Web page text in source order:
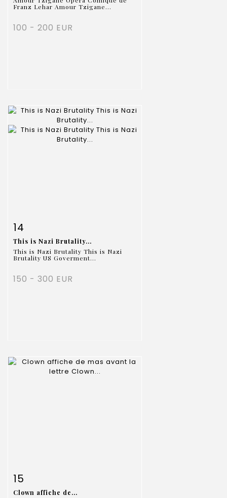
Franz Lehar Amour Tzigane...
100 - 200 EUR
14
This is Nazi Brutality...
This is Nazi Brutality This is Nazi
Brutality US Goverment...
150 - 300 EUR
15
Clown affiche de...